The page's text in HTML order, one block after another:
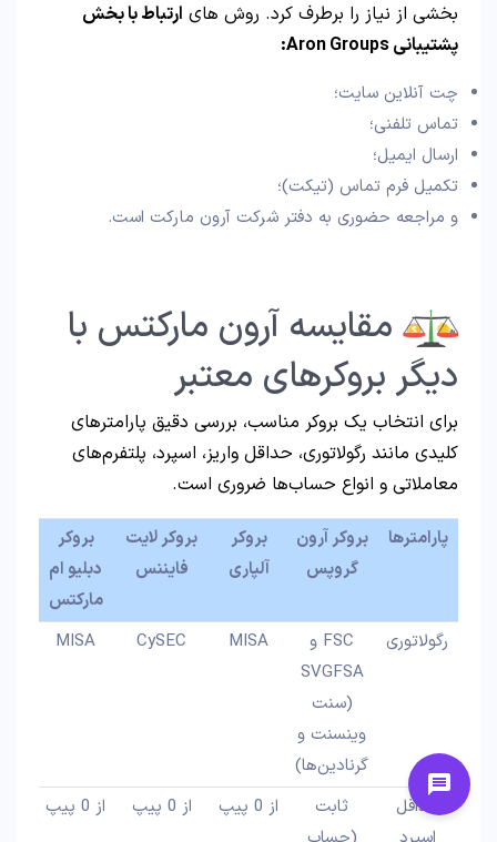
بخشی از نیاز را برطرف کرد. روش های ارتباط با بخش
پشتیبانی Aron Groups:
چت آنلاین سایت؛
تماس تلفنی؛
ارسال ایمیل؛
تکمیل فرم تماس (تیکت)؛
و مراجعه حضوری به دفتر شرکت آرون مارکت است.
مقایسه آرون مارکتس با
دیگر بروکرهای معتبر
برای انتخاب یک بروکر مناسب، بررسی دقیق پارامترهای
کلیدی مانند رگولاتوری، حداقل واریز، اسپرد، پلتفرم‌های
معاملاتی و انواع حساب‌ها ضروری است.
پارامترها
بروکر آرون
گروپس
بروکر
آلپاری
بروکر لایت
فایننس
بروکر
دبلیو ام
مارکتس
رگولاتوری
FSC و
SVGFSA
(سنت
وینسنت و
گرنادین‌ها)
MISA
CySEC
MISA
حداقل
ثابت
از 0 پیپ از 0 پیپ از 0 پیپ